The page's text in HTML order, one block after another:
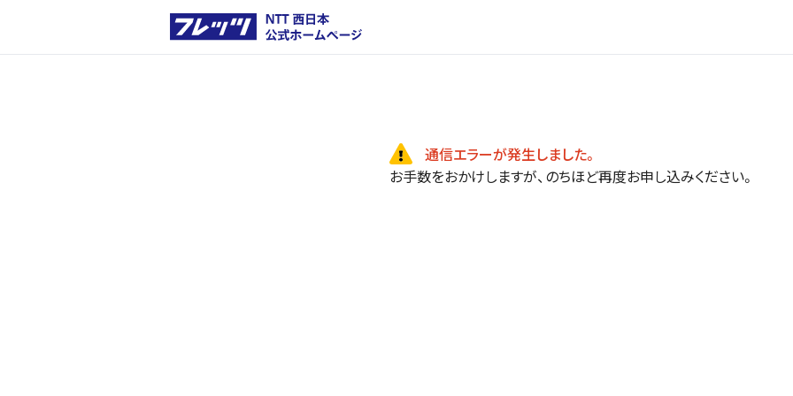
通信エラーが発生しました。
お手数をおかけしますが、のちほど再度お申し込みください。